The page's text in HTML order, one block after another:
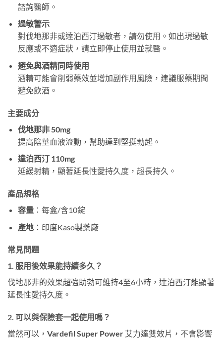
諮詢醫師。
過敏警示
對伐地那非或達泊西汀過敏者，請勿使用。如出現過敏
反應或不適症狀，請立即停止使用並就醫。
避免與酒精同時使用
酒精可能會削弱藥效並增加副作用風險，建議服藥期間
避免飲酒。
主要成分
伐地那非 50mg
提高陰莖血液流動，幫助達到堅挺勃起。
達泊西汀 110mg
延緩射精，顯著延長性愛持久度，超長持久。
產品規格
容量：每盒/含10錠
產地：印度Kaso製藥廠
常見問題
1. 服用後效果能持續多久？
伐地那非的效果超強助勃可維持4至6小時，達泊西汀能顯著
延長性愛持久度。
2. 可以與保險套一起使用嗎？
當然可以， Vardefil Super Power 艾力達雙效片，不會影響